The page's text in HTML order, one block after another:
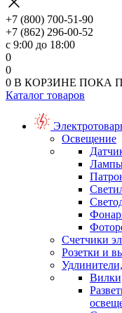
+7 (800) 700-51-90
+7 (862) 296-00-52
с 9:00 до 18:00
0
0
0 В КОРЗИНЕ ПОКА
Каталог товаров
Освещение
Счетчики
Розетки и